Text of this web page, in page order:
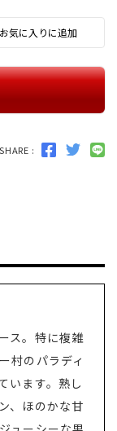
お気に入りに追加
SHARE :
ス。特に複雑
村のパラディ
います。熟し
、ほのかな甘